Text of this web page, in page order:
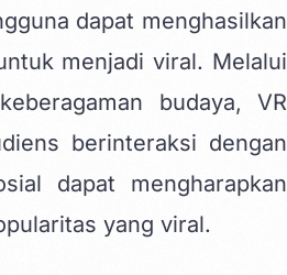
dapat menghasilkan
menjadi viral. Melalui
budaya, VR
berinteraksi dengan
dapat mengharapkan
yang viral.